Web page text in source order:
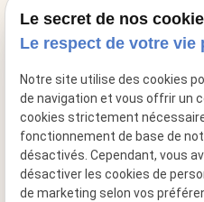
50000
mail
Le secret de nos
Le respect de votre vie
Notre site utilise des cookies
de navigation et vous offrir un
cookies strictement
fonctionnement de base de
désactivés. Cependant, vous
désactiver les cookies de
de marketing selon vos